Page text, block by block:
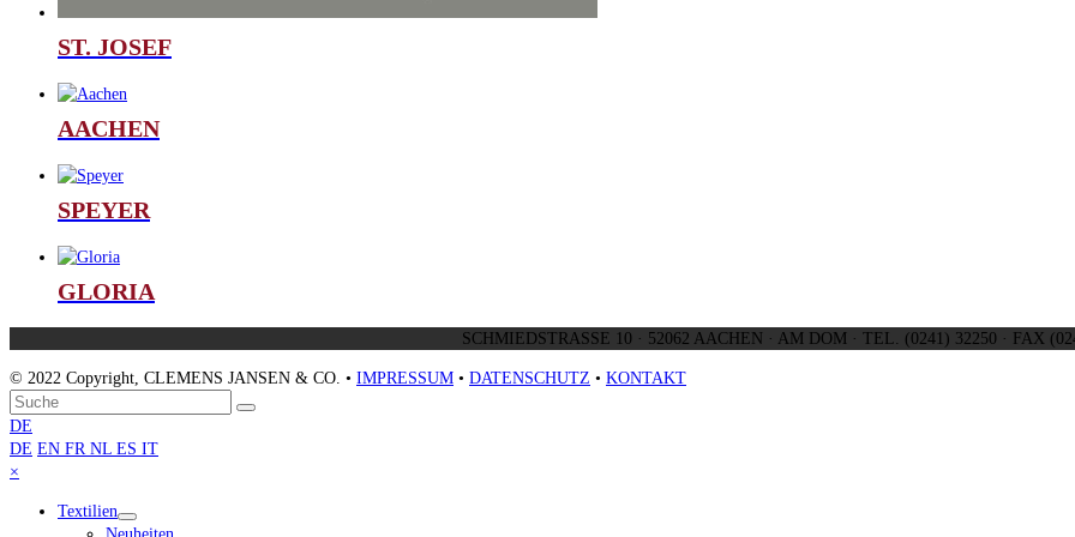
ST. JOSEF
AACHEN
SPEYER
GLORIA
SCHMIEDSTRASSE 10 · 52062 AACHEN · AM DOM · TEL. (0241) 32250 · FAX
© 2022 Copyright, CLEMENS JANSEN & CO. • IMPRESSUM • DATENSCHUTZ • KONTAKT
An
den
Anfang
scrollen
Suche
Senden
DE
DE EN FR NL ES IT
×
menu
Textilien